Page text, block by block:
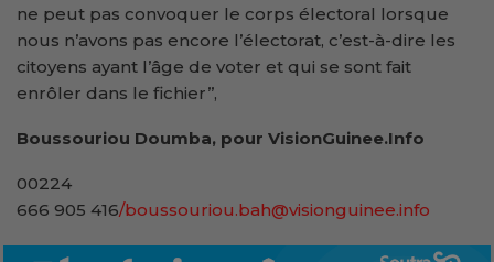
ne peut pas convoquer le corps électoral lorsque
nous n’avons pas encore l’électorat, c’est-à-dire les
citoyens ayant l’âge de voter et qui se sont fait
enrôler dans le fichier’’,
Boussouriou Doumba, pour VisionGuinee.Info
00224
666 905 416/boussouriou.bah@visionguinee.info